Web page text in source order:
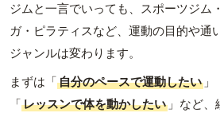
ジムと一言でいっても、スポーツジム
ガ・ピラティスなど、運動の目的や通
ジャンルは変わります。
まずは「自分のペースで運動したい 」
「レッスンで体を動かしたい 」など